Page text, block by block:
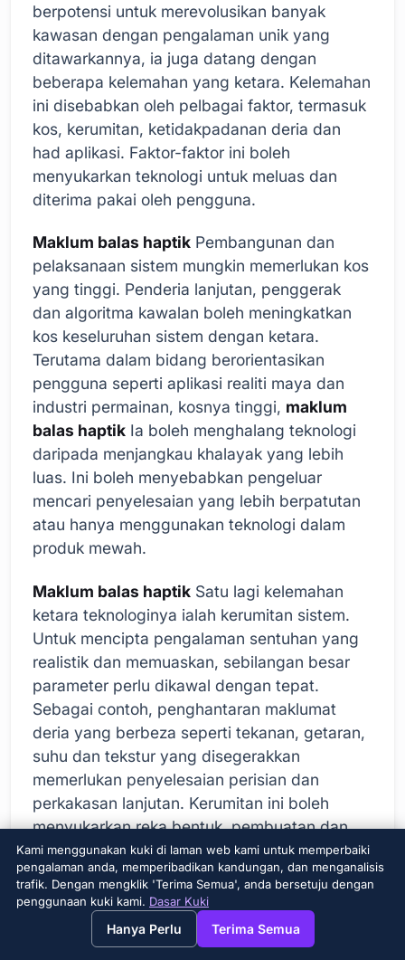
View this page in English? ×
berpotensi untuk merevolusikan banyak
kawasan dengan pengalaman unik yang
ditawarkannya, ia juga datang dengan
beberapa kelemahan yang ketara. Kelemahan
ini disebabkan oleh pelbagai faktor, termasuk
kos, kerumitan, ketidakpadanan deria dan
had aplikasi. Faktor-faktor ini boleh
menyukarkan teknologi untuk meluas dan
diterima pakai oleh pengguna.
Maklum balas haptik Pembangunan dan
pelaksanaan sistem mungkin memerlukan kos
yang tinggi. Penderia lanjutan, penggerak
dan algoritma kawalan boleh meningkatkan
kos keseluruhan sistem dengan ketara.
Terutama dalam bidang berorientasikan
pengguna seperti aplikasi realiti maya dan
industri permainan, kosnya tinggi, maklum
balas haptik Ia boleh menghalang teknologi
daripada menjangkau khalayak yang lebih
luas. Ini boleh menyebabkan pengeluar
mencari penyelesaian yang lebih berpatutan
atau hanya menggunakan teknologi dalam
produk mewah.
Maklum balas haptik Satu lagi kelemahan
ketara teknologinya ialah kerumitan sistem.
Untuk mencipta pengalaman sentuhan yang
realistik dan memuaskan, sebilangan besar
parameter perlu dikawal dengan tepat.
Sebagai contoh, penghantaran maklumat
deria yang berbeza seperti tekanan, getaran,
suhu dan tekstur yang disegerakkan
memerlukan penyelesaian perisian dan
perkakasan lanjutan. Kerumitan ini boleh
menyukarkan reka bentuk, pembuatan dan
penyelenggaraan sistem. Di samping itu,
menentukur dan memperibadikan sistem
dengan betul juga boleh menimbulkan
cabaran tambahan kepada pengguna.
Kami menggunakan kuki di laman web kami untuk memperbaiki
pengalaman anda, memperibadikan kandungan, dan menganalisis
trafik. Dengan mengklik 'Terima Semua', anda bersetuju dengan
penggunaan kuki kami. Dasar Kuki
Hanya Perlu Terima Semua